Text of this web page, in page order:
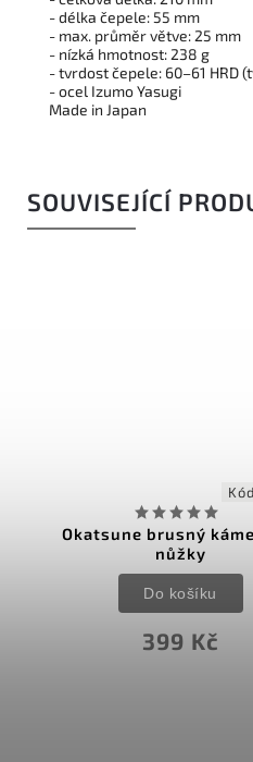
- délka čepele: 55 mm
- max. průměr větve: 25 mm
- nízká hmotnost: 238 g
- tvrdost čepele: 60–61 HRD
- ocel Izumo Yasugi
Made in Japan
SOUVISEJÍCÍ
Okatsune brusný
nůžky
399 Kč
Do košíku